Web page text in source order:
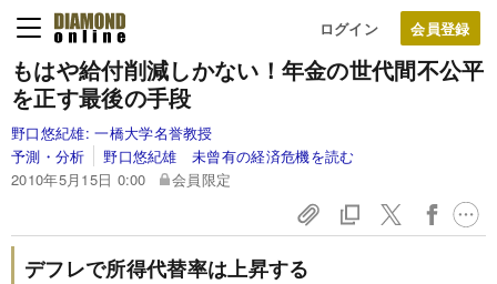
ログイン
もはや給付削減しかない！ 年金の世代間不公平
を正す最後の手段
野口悠紀雄:一橋大学名誉教授
予測・分析
野口悠紀雄 未曾有の経済危機を読む
2010年5月15日 0:00
会員限定
デフレで所得代替率は上昇する